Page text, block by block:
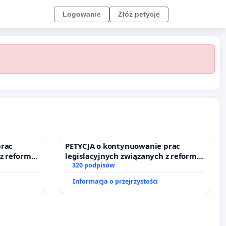
Logowanie Złóż petycję
reformą
PETYCJA o kontynuowanie prac
legislacyjnych związanych z reformą
prawa rodzinnego
320 podpisów
Informacja o przejrzystości